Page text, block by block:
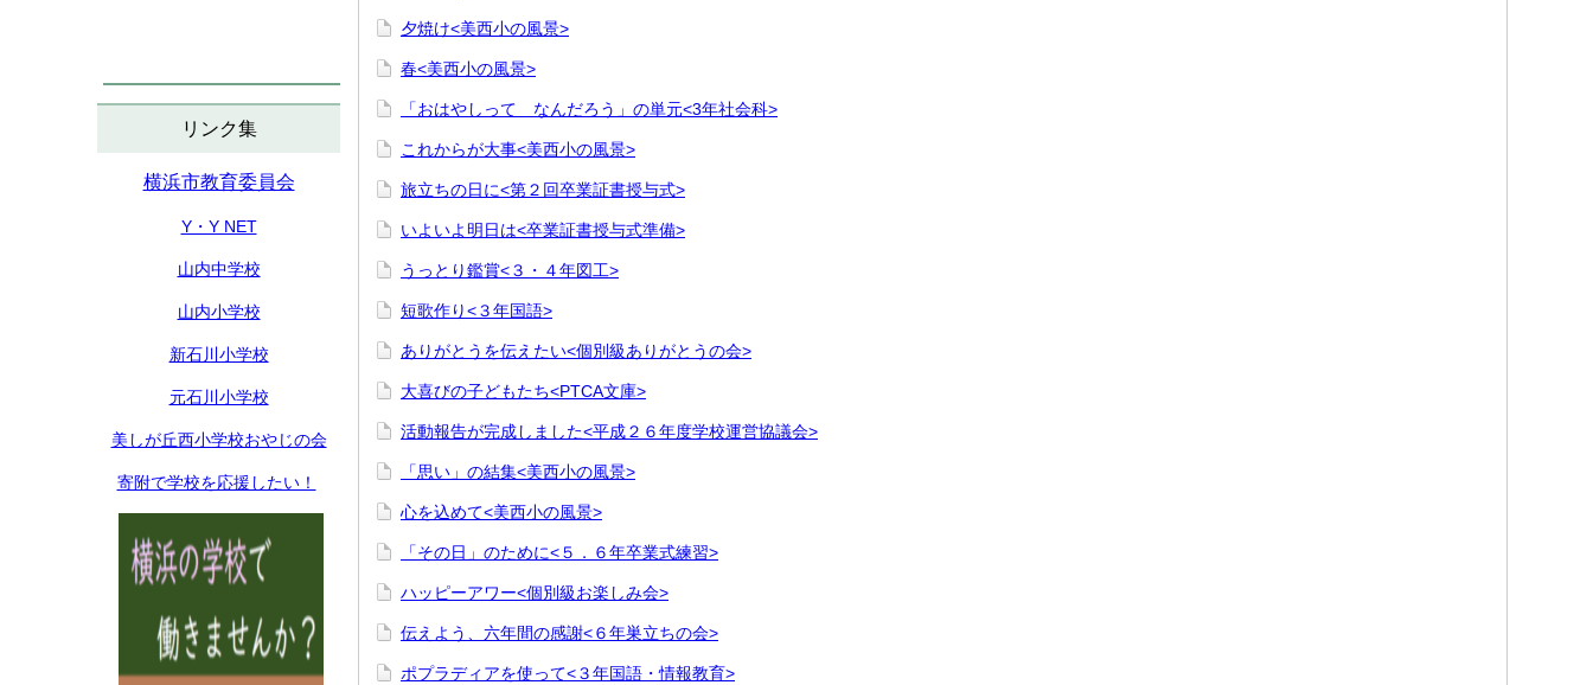
リンク集
横浜市教育委員会
Y・Y NET
山内中学校
山内小学校
新石川小学校
元石川小学校
美しが丘西小学校おやじの会
寄附で学校を応援したい！
夕焼け<美西小の風景>
春<美西小の風景>
「おはやしって なんだろう」の単元<3年社会科>
これからが大事<美西小の風景>
旅立ちの日に<第２回卒業証書授与式>
いよいよ明日は<卒業証書授与式準備>
うっとり鑑賞<３・４年図工>
短歌作り<３年国語>
ありがとうを伝えたい<個別級ありがとうの会>
大喜びの子どもたち<PTCA文庫>
活動報告が完成しました<平成２６年度学校運営協議会>
「思い」の結集<美西小の風景>
心を込めて<美西小の風景>
「その日」のために<５．６年卒業式練習>
ハッピーアワー<個別級お楽しみ会>
伝えよう、六年間の感謝<６年巣立ちの会>
ポプラディアを使って<３年国語・情報教育>